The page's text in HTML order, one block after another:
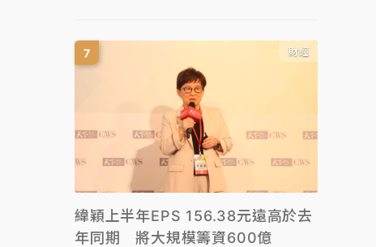
財經
緯穎上半年EPS 156.38元遠高於去
年同期 將大規模籌資600億